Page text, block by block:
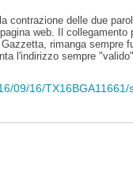
contrazione delle due
web. Il
rimanga sempre
l'indirizzo sempre
09/16/TX16BGA11661/